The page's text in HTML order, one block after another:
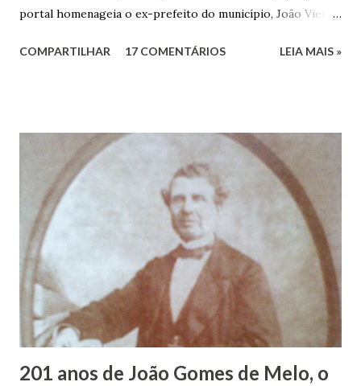
portal homenageia o ex-prefeito do município, João Vieira
Vieira dos Santos e Arlinda Barroso dos Santos, nasceu em
infância pobre, João Vieira não pôde se dedicar aos
estudos, e então passou a colocar o trabalho em primeiro
plano para auxiliar na renda familiar. No comércio foi
garçon, dono de bar, de armarinho e depois de uma
panificação. “Ao contrário de muitos, que renegam suas
raízes e procuram obscurecer seu passado, orgulhava-se
em defender o pão como garçon, tendo incontáveis vezes
que trabalhar copiosamente fora de seu horário normal em
trocas de gorjetas que c...
COMPARTILHAR 17 COMENTÁRIOS LEIA MAIS »
201 anos de João Gomes de Melo, o